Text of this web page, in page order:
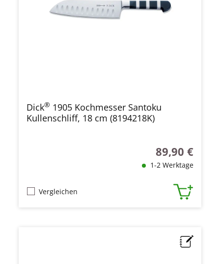
Dick® 1905 Kochmesser Santoku
Kullenschliff, 18 cm (8194218K)
Regulärer Preis:
89,90 €
1-2 Werktage
Vergleichen